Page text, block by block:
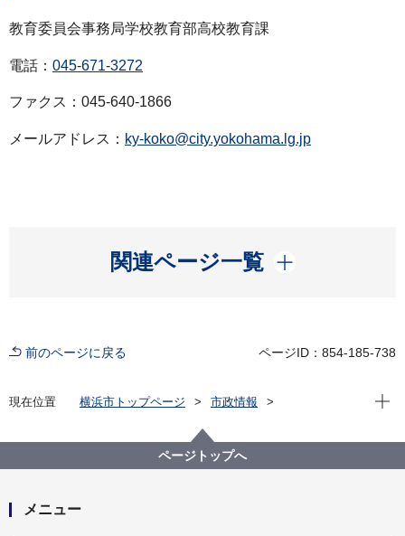
教育委員会事務局学校教育部高校教育課
電話： 045-671-3272
ファクス：045-640-1866
メールアドレス： ky-koko@city.yokohama.lg.jp
関連ページ一覧
開く
前のページに戻る ページID：854-185-738
現在位置 横浜市トップページ
市政情報
記者発表 2024年度
令和７年度横浜市立高等学校の入学者の募集及び選抜
要綱について
現在
ページトップへ
メニュー